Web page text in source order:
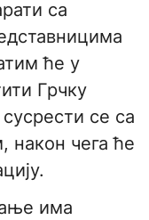
са
ће у
Грчку
се са
након чега ће
има